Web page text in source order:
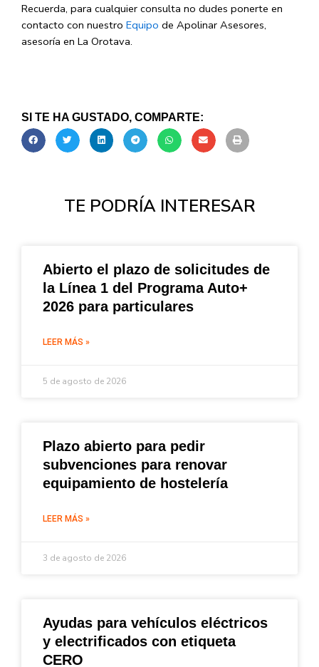
Recuerda, para cualquier consulta no dudes ponerte en
contacto con nuestro Equipo de Apolinar Asesores,
asesoría en La Orotava.
SI TE HA GUSTADO, COMPARTE:
TE PODRÍA INTERESAR
Abierto el plazo de solicitudes de
la Línea 1 del Programa Auto+
2026 para particulares
LEER MÁS »
5 de agosto de 2026
Plazo abierto para pedir
subvenciones para renovar
equipamiento de hostelería
LEER MÁS »
3 de agosto de 2026
Ayudas para vehículos eléctricos
y electrificados con etiqueta
CERO